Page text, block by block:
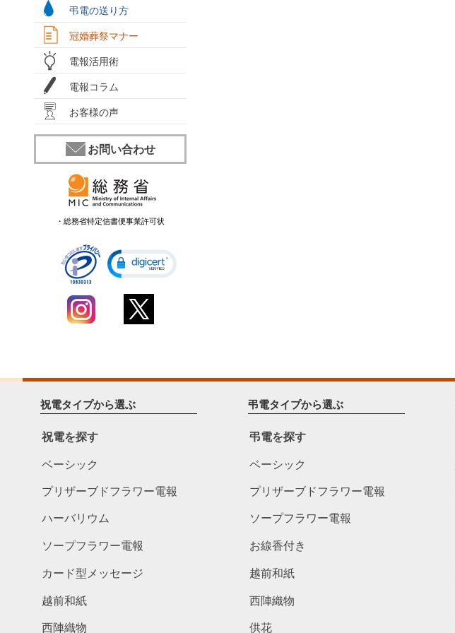
弔電の送り方
冠婚葬祭マナー
電報活用術
電報コラム
お客様の声
お問い合わせ
・総務省特定信書便事業許可状
祝電タイプから選ぶ
祝電を探す
ベーシック
プリザーブドフラワー電報
ハーバリウム
ソープフラワー電報
カード型メッセージ
越前和紙
西陣織物
弔電タイプから選ぶ
弔電を探す
ベーシック
プリザーブドフラワー電報
ソープフラワー電報
お線香付き
越前和紙
西陣織物
供花